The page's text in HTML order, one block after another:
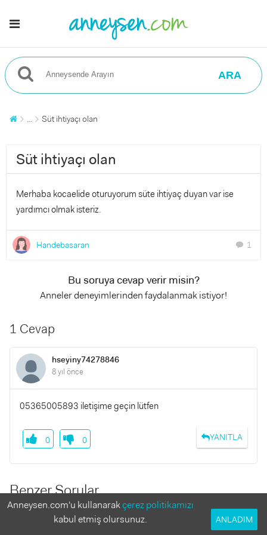
ARA
... Süt ihtiyaçı olan
Süt ihtiyaçı olan
Merhaba kocaelide oturuyorum süte ihtiyaç duyan var ise
yardımcı olmak isteriz.
Handebasaran chat 1
Bu soruya cevap verir misin?
Anneler deneyimlerinden faydalanmak istiyor!
1 Cevap
hseyiny74278846
8 yıl önce
05365005893 iletişime geçin lütfen
YANITLA
0 0
Benzer Sorular
Külot bez kacinci aydan kullanilir
Anneysen.com'u kullanarakçerez politikamızı
kabul etmiş olursunuz.
ANLADIM